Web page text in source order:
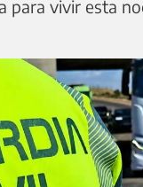
para vivir esta